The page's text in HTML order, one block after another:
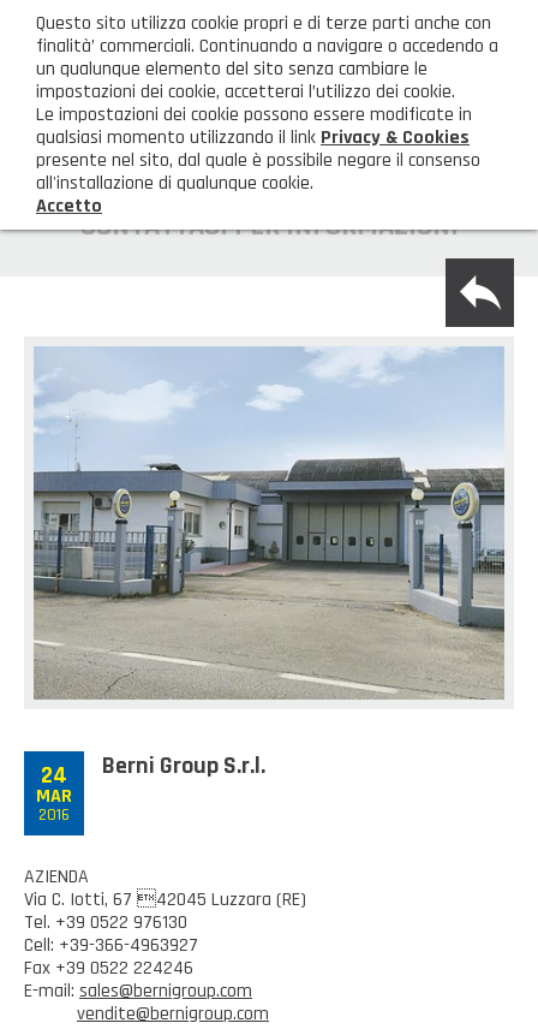
AREA CLIENTI
HOME
Illuminazione
Igienizzanti-mascherine-guanti
Borse, cesti e trolley
Casalinghi Cucina
Casalinghi Pulizia
Benessere e tempo libero
Giardinaggio e Ferramenta
PRODOTTI NOVITÀ
Prodotti in Promozione
CONTATTI
Richiesta Informazioni
Dove siamo
SHOP PRIVATI
NOVITÀ ED EVENTI
FAQ
CATALOGHI
CONTATTACI PER INFORMAZIONI
24
MAR
2016
Berni Group S.r.l.
AZIENDA
Via C. Iotti, 67 42045 Luzzara (RE)
Tel. +39 0522 976130
Cell: +39-366-4963927
Fax +39 0522 224246
E-mail: sales@bernigroup.com
vendite@bernigroup.com
Questo sito utilizza cookie propri e di terze parti anche con
finalità’ commerciali. Continuando a navigare o accedendo a
un qualunque elemento del sito senza cambiare le
impostazioni dei cookie, accetterai l’utilizzo dei cookie.
Le impostazioni dei cookie possono essere modificate in
qualsiasi momento utilizzando il link Privacy & Cookies
presente nel sito, dal quale è possibile negare il consenso
all'installazione di qualunque cookie.
Accetto